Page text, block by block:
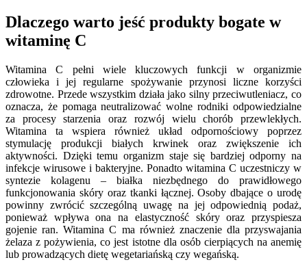
Dlaczego warto jeść produkty bogate w
witaminę C
Witamina C pełni wiele kluczowych funkcji w organizmie
człowieka i jej regularne spożywanie przynosi liczne korzyści
zdrowotne. Przede wszystkim działa jako silny przeciwutleniacz, co
oznacza, że pomaga neutralizować wolne rodniki odpowiedzialne
za procesy starzenia oraz rozwój wielu chorób przewlekłych.
Witamina ta wspiera również układ odpornościowy poprzez
stymulację produkcji białych krwinek oraz zwiększenie ich
aktywności. Dzięki temu organizm staje się bardziej odporny na
infekcje wirusowe i bakteryjne. Ponadto witamina C uczestniczy w
syntezie kolagenu – białka niezbędnego do prawidłowego
funkcjonowania skóry oraz tkanki łącznej. Osoby dbające o urodę
powinny zwrócić szczególną uwagę na jej odpowiednią podaż,
ponieważ wpływa ona na elastyczność skóry oraz przyspiesza
gojenie ran. Witamina C ma również znaczenie dla przyswajania
żelaza z pożywienia, co jest istotne dla osób cierpiących na anemię
lub prowadzących dietę wegetariańską czy wegańską.